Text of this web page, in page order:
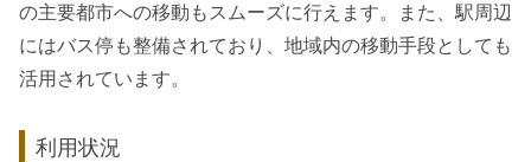
の主要都市への移動もスムーズに行えます。また、駅周辺
にはバス停も整備されており、地域内の移動手段としても
活用されています。
利用状況